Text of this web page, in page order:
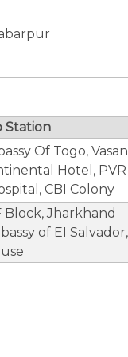
Station
Of Togo,
Hotel, PVR
CBI Colony
Block, Jharkhand
of EI Salvador,